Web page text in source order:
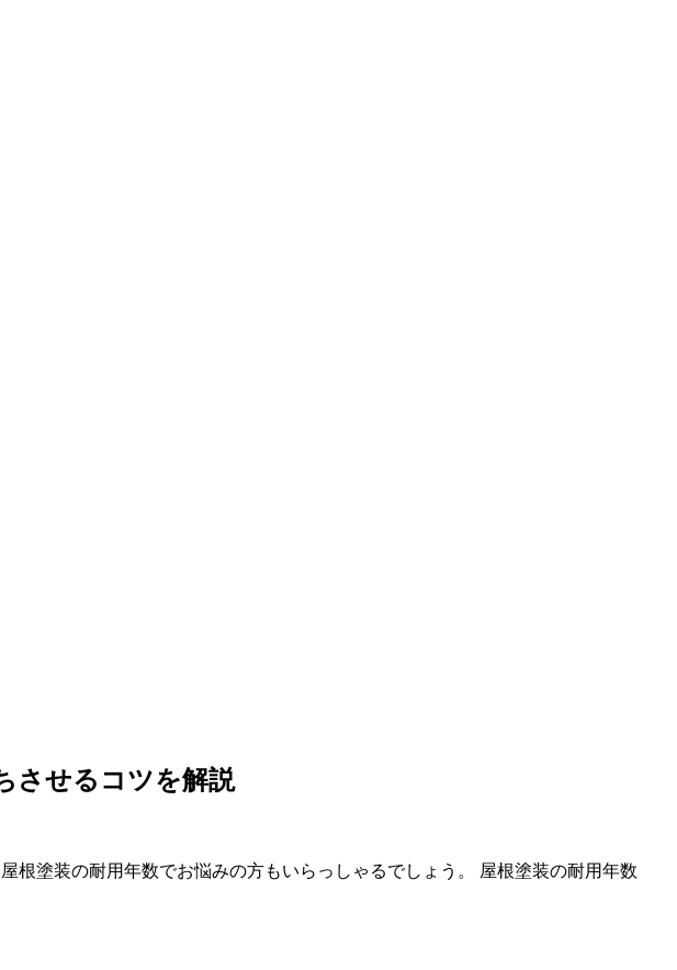
させるコツを解説
根塗装の耐用年数でお悩みの方もいらっしゃるでしょう。 屋根塗装の耐用年数